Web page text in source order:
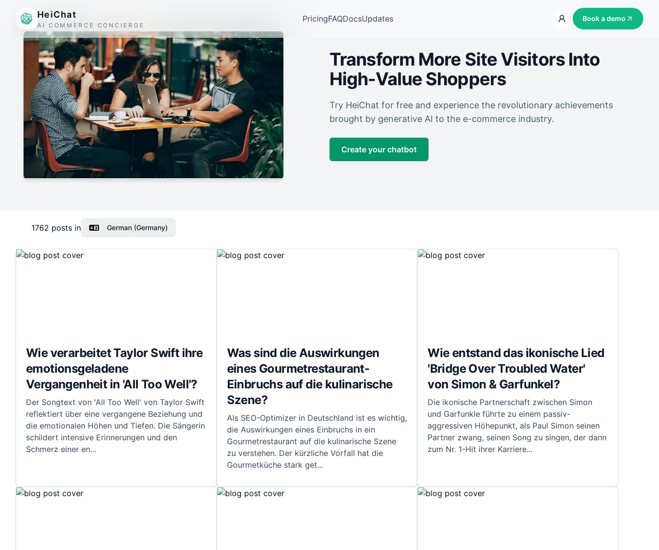
HeiChat
AI COMMERCE CONCIERGE
PricingFAQDocsUpdates Book a demo
Transform More Site Visitors Into
High-Value Shoppers
Try HeiChat for free and experience the revolutionary achievements
brought by generative AI to the e-commerce industry.
Create your chatbot
1762 posts in German (Germany)
Wie verarbeitet Taylor Swift ihre
emotionsgeladene
Vergangenheit in 'All Too Well'?
Der Songtext von 'All Too Well' von Taylor Swift
reflektiert über eine vergangene Beziehung und
die emotionalen Höhen und Tiefen. Die Sängerin
schildert intensive Erinnerungen und den
Schmerz einer en...
Was sind die Auswirkungen
eines Gourmetrestaurant-
Einbruchs auf die kulinarische
Szene?
Als SEO-Optimizer in Deutschland ist es wichtig,
die Auswirkungen eines Einbruchs in ein
Gourmetrestaurant auf die kulinarische Szene
zu verstehen. Der kürzliche Vorfall hat die
Gourmetküche stark get...
Wie entstand das ikonische Lied
'Bridge Over Troubled Water'
von Simon & Garfunkel?
Die ikonische Partnerschaft zwischen Simon
und Garfunkle führte zu einem passiv-
aggressiven Höhepunkt, als Paul Simon seinen
Partner zwang, seinen Song zu singen, der dann
zum Nr. 1-Hit ihrer Karriere...